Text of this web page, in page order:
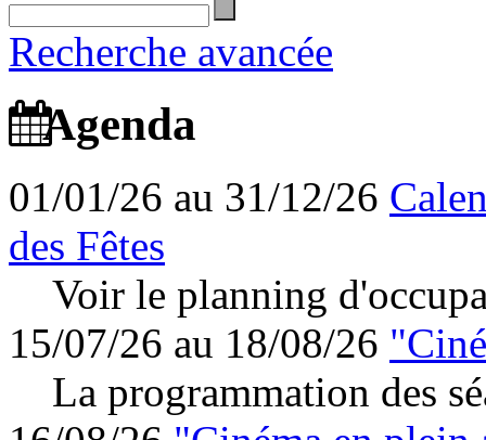
Recherche avancée
Agenda
01/01/26 au 31/12/26
des Fêtes
Voir le planning
15/07/26 au 18/08/26
La programmation des